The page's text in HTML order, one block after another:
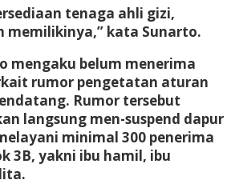
tenaga ahli gizi,
memilikinya,” kata Sunarto.
mengaku belum menerima
rumor pengetatan aturan
Rumor tersebut
langsung men-suspend dapur
minimal 300 penerima
3B, yakni ibu hamil, ibu